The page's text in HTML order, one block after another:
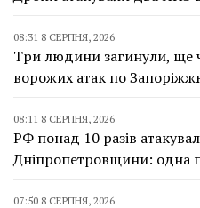
08:31 8 СЕРПНЯ, 2026
Три людини загинули, ще
ворожих атак по
08:11 8 СЕРПНЯ, 2026
РФ понад 10 разів
Дніпропетровщини: одна
07:50 8 СЕРПНЯ, 2026